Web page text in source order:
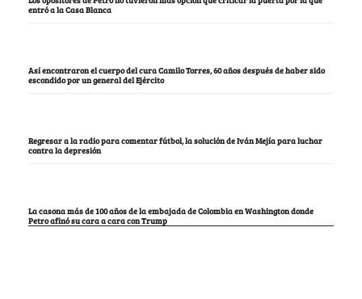
entró a la Casa Blanca
Así encontraron el cuerpo del cura Camilo Torres, 60 años después de haber sido
escondido por un general del Ejército
Regresar a la radio para comentar fútbol, la solución de Iván Mejía para luchar
contra la depresión
La casona más de 100 años de la embajada de Colombia en Washington donde
Petro afinó su cara a cara con Trump